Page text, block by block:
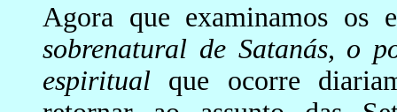
Agora que examinamos os
sobrenatural de Satanás, o
espiritual que ocorre